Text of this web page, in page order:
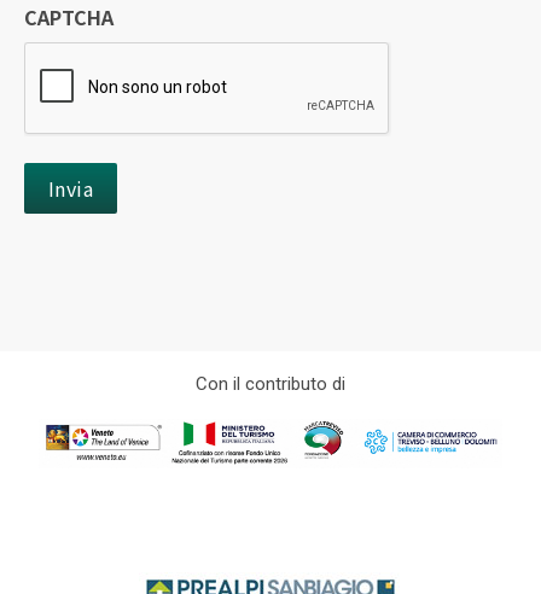
CAPTCHA
Con il contributo di